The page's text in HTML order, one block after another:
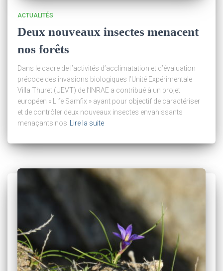
ACTUALITÉS
Deux nouveaux insectes menacent
nos forêts
Dans le cadre de l’activités d’acclimatation et d’évaluation
précoce des invasions biologiques l’Unité Expérimentale
Villa Thuret (UEVT) de l’INRAE a contribué à un projet
européen « Life Samfix » ayant pour objectif de caractériser
et de contrôler deux nouveaux insectes envahissants
menaçants nos
Lire la suite